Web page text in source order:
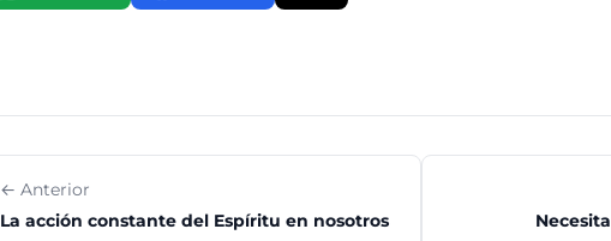
← Anterior
La acción constante del Espíritu en nosotros